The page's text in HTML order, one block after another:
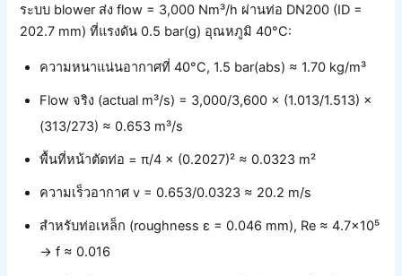
ระบบ blower ส่ง flow = 3,000 Nm³/h ผ่านท่อ DN200 (ID =
202.7 mm) ที่แรงดัน 0.5 bar(g) อุณหภูมิ 40°C:
ความหนาแน่นอากาศที่ 40°C, 1.5 bar(abs) ≈ 1.70 kg/m³
Flow จริง (actual m³/s) = 3,000/3,600 × (1.013/1.513) ×
(313/273) ≈ 0.653 m³/s
พื้นที่หน้าตัดท่อ = π/4 × (0.2027)² ≈ 0.0323 m²
ความเร็วอากาศ v = 0.653/0.0323 ≈ 20.2 m/s
สำหรับท่อเหล็ก (roughness ε = 0.046 mm), Re ≈ 4.7×10⁵
→ f ≈ 0.016